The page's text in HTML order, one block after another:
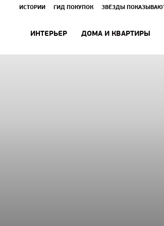
ИСТОРИИ ГИД ПОКУПОК ЗВЁЗДЫ ПОКАЗЫВАЮТ
ИНТЕРЬЕР ДОМА И КВАРТИРЫ